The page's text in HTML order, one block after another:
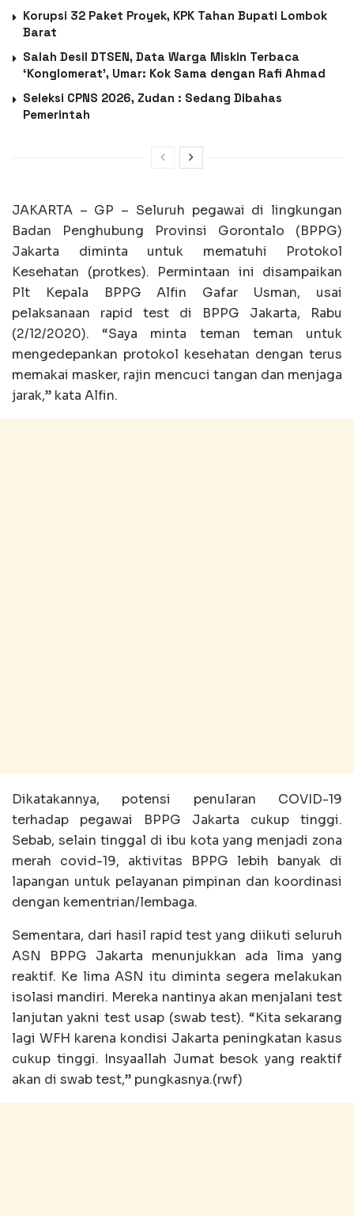
Korupsi 32 Paket Proyek, KPK Tahan Bupati Lombok
Barat
Salah Desil DTSEN, Data Warga Miskin Terbaca
‘Konglomerat’, Umar: Kok Sama dengan Rafi Ahmad
Seleksi CPNS 2026, Zudan : Sedang Dibahas
Pemerintah
JAKARTA – GP – Seluruh pegawai di lingkungan
Badan Penghubung Provinsi Gorontalo (BPPG)
Jakarta diminta untuk mematuhi Protokol
Kesehatan (protkes). Permintaan ini disampaikan
Plt Kepala BPPG Alfin Gafar Usman, usai
pelaksanaan rapid test di BPPG Jakarta, Rabu
(2/12/2020). “Saya minta teman teman untuk
mengedepankan protokol kesehatan dengan terus
memakai masker, rajin mencuci tangan dan menjaga
jarak,” kata Alfin.
Dikatakannya, potensi penularan COVID-19
terhadap pegawai BPPG Jakarta cukup tinggi.
Sebab, selain tinggal di ibu kota yang menjadi zona
merah covid-19, aktivitas BPPG lebih banyak di
lapangan untuk pelayanan pimpinan dan koordinasi
dengan kementrian/lembaga.
Sementara, dari hasil rapid test yang diikuti seluruh
ASN BPPG Jakarta menunjukkan ada lima yang
reaktif. Ke lima ASN itu diminta segera melakukan
isolasi mandiri. Mereka nantinya akan menjalani test
lanjutan yakni test usap (swab test). “Kita sekarang
lagi WFH karena kondisi Jakarta peningkatan kasus
cukup tinggi. Insyaallah Jumat besok yang reaktif
akan di swab test,” pungkasnya.(rwf)